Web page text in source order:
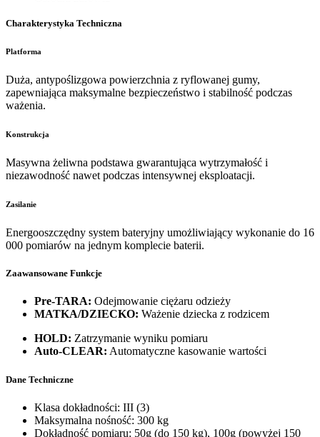
Charakterystyka Techniczna
Platforma
Duża, antypoślizgowa powierzchnia z ryflowanej gumy,
zapewniająca maksymalne bezpieczeństwo i stabilność podczas
ważenia.
Konstrukcja
Masywna żeliwna podstawa gwarantująca wytrzymałość i
niezawodność nawet podczas intensywnej eksploatacji.
Zasilanie
Energooszczędny system bateryjny umożliwiający wykonanie do 16
000 pomiarów na jednym komplecie baterii.
Zaawansowane Funkcje
Pre-TARA: Odejmowanie ciężaru odzieży
MATKA/DZIECKO: Ważenie dziecka z rodzicem
HOLD: Zatrzymanie wyniku pomiaru
Auto-CLEAR: Automatyczne kasowanie wartości
Dane Techniczne
Klasa dokładności: III (3)
Maksymalna nośność: 300 kg
Dokładność pomiaru: 50g (do 150 kg), 100g (powyżej 150